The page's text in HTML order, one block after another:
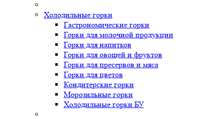
Холодильные горки
Гастрономические горки
Горки для молочной продукции
Горки для напитков
Горки для овощей и фруктов
Горки для пресервов и мяса
Горки для цветов
Кондитерские горки
Морозильные горки
Холодильные горки БУ